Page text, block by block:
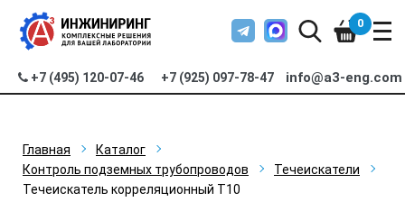
+7 (495) 120-07-46 +7 (925) 097-78-47 info@a3-eng.com
0
Главная
Каталог
Контроль подземных трубопроводов
Течеискатели
Течеискатель корреляционный Т10